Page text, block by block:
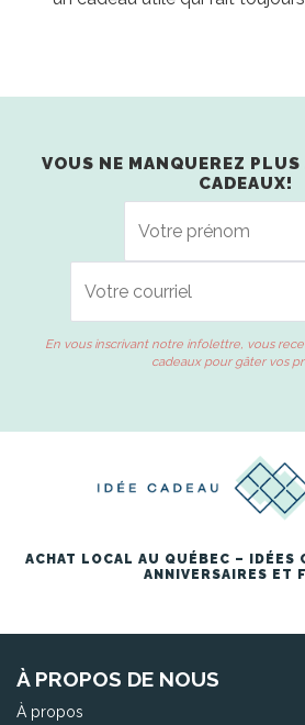
VOUS NE MANQUEREZ
CADEAUX!
En vous inscrivant notre infolettre, vous
cadeaux pour gâter vos
ACHAT LOCAL AU QUÉBEC – IDÉES
ANNIVERSAIRES ET
À PROPOS DE NOUS
À propos